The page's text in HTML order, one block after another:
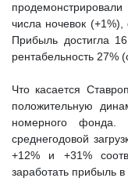
числа ночевок
Прибыль достигла
рентабельность 27%
Что касается
положительную
номерного фонда.
среднегодовой
+12% и +31%
заработать прибыль